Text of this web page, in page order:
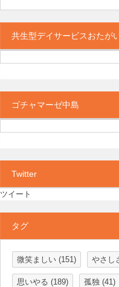
共生型デイサービスおたが
ゴチャマーゼ中島
Twitter
ツイート
タグ
微笑ましい (151) やさし
思いやる (189) 孤独 (41)